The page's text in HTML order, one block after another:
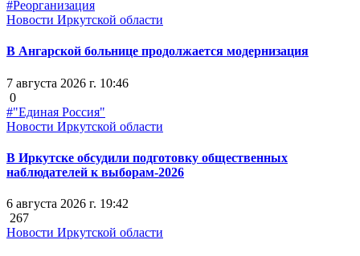
#Реорганизация
Новости Иркутской области
В Ангарской больнице продолжается модернизация
7 августа 2026 г. 10:46
0
#"Единая Россия"
Новости Иркутской области
В Иркутске обсудили подготовку общественных
наблюдателей к выборам-2026
6 августа 2026 г. 19:42
267
Новости Иркутской области